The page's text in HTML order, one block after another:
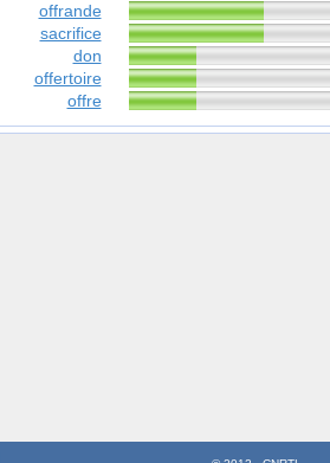
offrande
sacrifice
don
offertoire
offre